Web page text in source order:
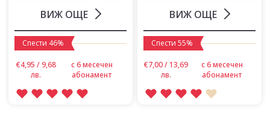
ВИЖ ОЩЕ
Спести 46%
€4,95 / 9,68
лв.
с 6 месечен
абонамент
ВИЖ ОЩЕ
Спести 55%
€7,00 / 13,69
лв.
с 6 месечен
абонамент